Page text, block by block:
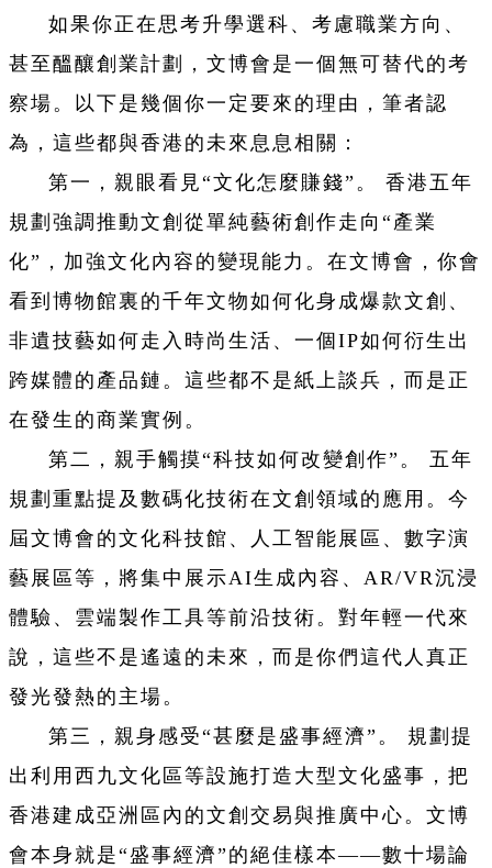
如果你正在思考升學選科、考慮職業方向、
甚至醞釀創業計劃，文博會是一個無可替代的考
察場。以下是幾個你一定要來的理由，筆者認
為，這些都與香港的未來息息相關：
第一，親眼看見“文化怎麼賺錢”。 香港五年
規劃強調推動文創從單純藝術創作走向“產業
化”，加強文化內容的變現能力。在文博會，你會
看到博物館裏的千年文物如何化身成爆款文創、
非遺技藝如何走入時尚生活、一個IP如何衍生出
跨媒體的產品鏈。這些都不是紙上談兵，而是正
在發生的商業實例。
第二，親手觸摸“科技如何改變創作”。 五年
規劃重點提及數碼化技術在文創領域的應用。今
屆文博會的文化科技館、人工智能展區、數字演
藝展區等，將集中展示AI生成內容、AR/VR沉浸
體驗、雲端製作工具等前沿技術。對年輕一代來
說，這些不是遙遠的未來，而是你們這代人真正
發光發熱的主場。
第三，親身感受“甚麼是盛事經濟”。 規劃提
出利用西九文化區等設施打造大型文化盛事，把
香港建成亞洲區內的文創交易與推廣中心。文博
會本身就是“盛事經濟”的絕佳樣本——數十場論